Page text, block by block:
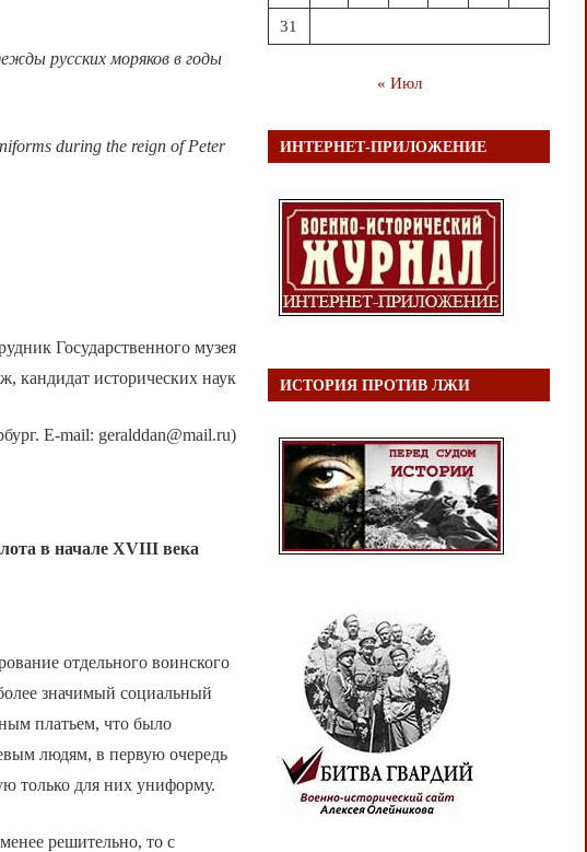
русских моряков в годы
during the reign of Peter
Государственного музея
кандидат исторических наук
E-mail: geralddan@mail.ru)
в начале ХVIII века
отдельного воинского
значимый социальный
платьем, что было
людям, в первую очередь
только для них униформу.
решительно, то с
31
« Июл
ИНТЕРНЕТ-ПРИЛОЖЕНИЕ
ИСТОРИЯ ПРОТИВ ЛЖИ